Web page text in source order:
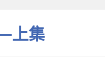
上集